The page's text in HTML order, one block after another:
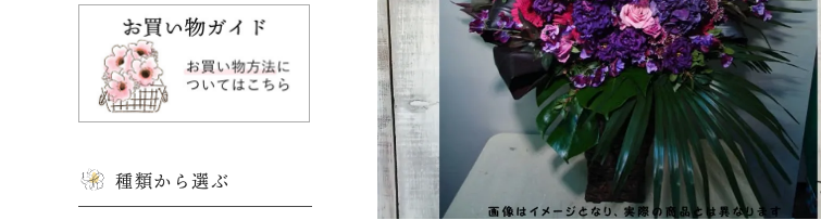
種類から選ぶ